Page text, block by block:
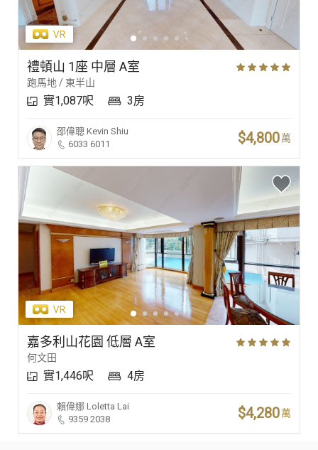
禮頓山 1座 中層 A室
跑馬地 / 東半山
實1,087呎 3房
邵偉聰 Kevin Shiu
6033 6011
$4,800萬
嘉多利山花園 低層 A室
何文田
實1,446呎 4房
賴偉娜 Loletta Lai
9359 2038
$4,280萬